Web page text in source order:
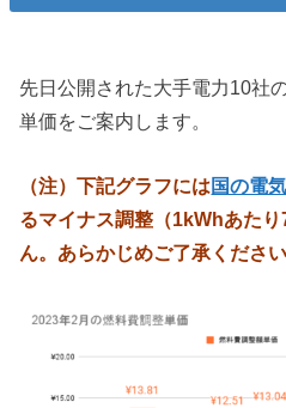
先日公開された大手電力10社
単価をご案内します。
（注）下記グラフには 国の電
るマイナス調整（1kWhあた
ん。あらかじめご了承ください